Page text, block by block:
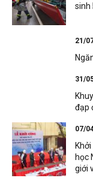
sinh
21/
31/
đạp
07/
học
giới